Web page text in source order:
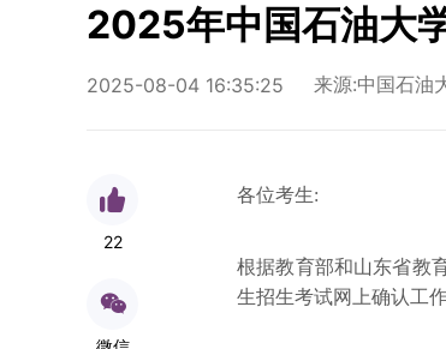
2025年中国石油大
2025-08-04 16:35:25 来源:中国石油
22
各位考生:
根据教育部和山东省教
生招生考试网上确认工